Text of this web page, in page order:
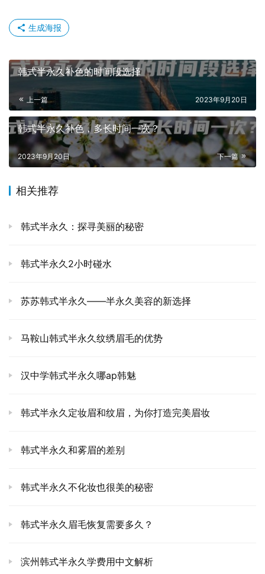
生成海报
韩式半永久补色的时间段选择
上一篇 2023年9月20日
韩式半永久补色，多长时间一次？
下一篇
2023年9月20日
相关推荐
韩式半永久：探寻美丽的秘密
韩式半永久2小时碰水
苏苏韩式半永久——半永久美容的新选择
马鞍山韩式半永久纹绣眉毛的优势
汉中学韩式半永久哪ap韩魅
韩式半永久定妆眉和纹眉，为你打造完美眉妆
韩式半永久和雾眉的差别
韩式半永久不化妆也很美的秘密
韩式半永久眉毛恢复需要多久？
滨州韩式半永久学费用中文解析